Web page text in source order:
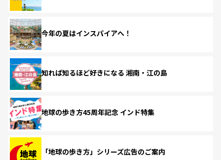
今年の夏はインスパイアへ！
知れば知るほど好きになる 湘南・江の島
地球の歩き方45周年記念 インド特集
「地球の歩き方」シリーズ広告のご案内